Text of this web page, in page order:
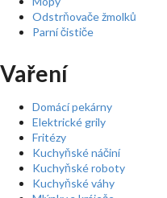
Odstrňovače žmolků
Parní čističe
Vaření
Domácí pekárny
Elektrické grily
Fritézy
Kuchyňské náčiní
Kuchyňské roboty
Kuchyňské váhy